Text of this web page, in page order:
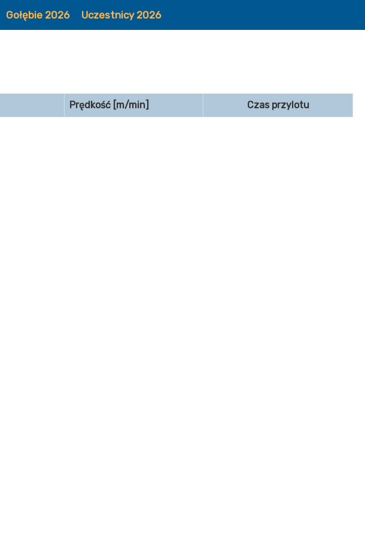
Gołębie 2026 Uczestnicy 2026
Prędkość [m/min] Czas przylotu